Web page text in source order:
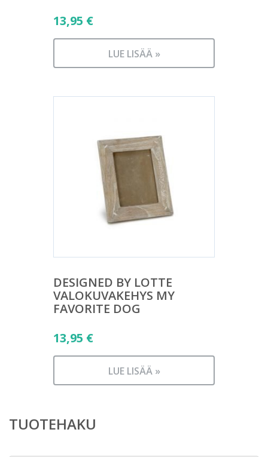
13,95 €
LUE LISÄÄ »
DESIGNED BY LOTTE
VALOKUVAKEHYS MY
FAVORITE DOG
13,95 €
LUE LISÄÄ »
TUOTEHAKU